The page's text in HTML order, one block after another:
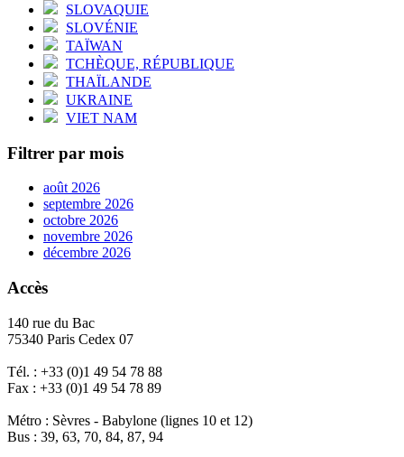
SLOVAQUIE
SLOVÉNIE
TAÏWAN
TCHÈQUE, RÉPUBLIQUE
THAÏLANDE
UKRAINE
VIET NAM
Filtrer par mois
août 2026
septembre 2026
octobre 2026
novembre 2026
décembre 2026
Accès
140 rue du Bac
75340 Paris Cedex 07
Tél. : +33 (0)1 49 54 78 88
Fax : +33 (0)1 49 54 78 89
Métro : Sèvres - Babylone (lignes 10 et 12)
Bus : 39, 63, 70, 84, 87, 94